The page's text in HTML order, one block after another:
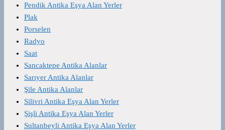
Pendik Antika Eşya Alan Yerler
Plak
Porselen
Radyo
Saat
Sancaktepe Antika Alanlar
Sarıyer Antika Alanlar
Şile Antika Alanlar
Silivri Antika Eşya Alan Yerler
Şişli Antika Eşya Alan Yerler
Sultanbeyli Antika Eşya Alan Yerler